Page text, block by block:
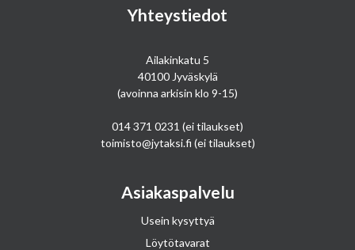
Yhteystiedot
Ailakinkatu 5
40100 Jyväskylä
(avoinna arkisin klo 9-15)
014 371 0231 (ei tilaukset)
toimisto@jytaksi.fi (ei tilaukset)
Asiakaspalvelu
Usein kysyttyä
Löytötavarat